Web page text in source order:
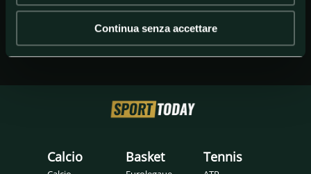
Continua senza accettare
Calcio Basket Tennis